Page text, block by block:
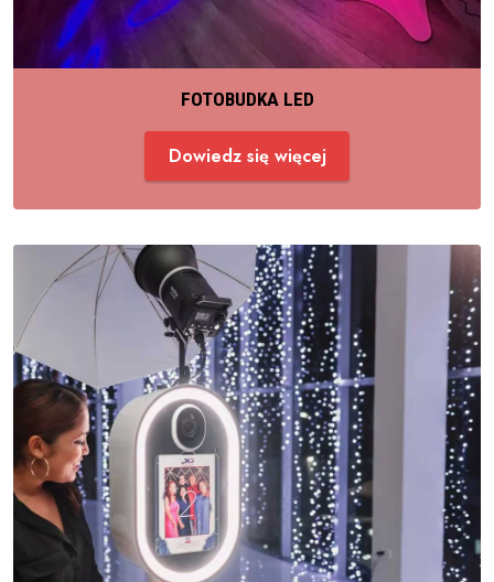
FOTOBUDKA LED
Dowiedz się więcej